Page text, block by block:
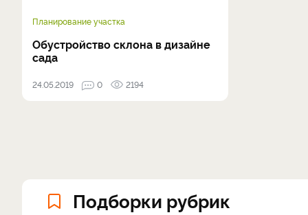
Планирование участка
Обустройство склона в дизайне
сада
24.05.2019 0 2194
Подборки рубрик